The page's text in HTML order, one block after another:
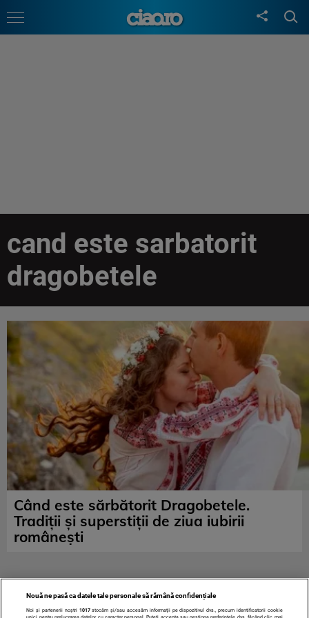
cand este sarbatorit
dragobetele
Când este sărbătorit Dragobetele.
Tradiții și superstiții de ziua iubirii
românești
Nouă ne pasă ca datele tale personale să rămână confidențiale
Noi și partenerii noștri 1017stocăm și/sau accesăm informații pe dispozitivul dvs., precum identificatorii cookie
unici pentru prelucrarea datelor cu caracter personal. Puteți accepta sau gestiona preferințele dvs. făcând clic mai